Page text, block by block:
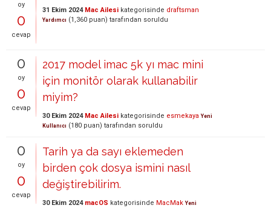
oy
0
cevap
31 Ekim 2024 Mac Ailesi kategorisinde draftsman
Yardımcı (1,360 puan) tarafından soruldu
0
oy
0
cevap
2017 model imac 5k yı mac mini
için monitör olarak kullanabilir
miyim?
30 Ekim 2024 Mac Ailesi kategorisinde esmekaya Yeni
Kullanıcı (180 puan) tarafından soruldu
0
oy
0
cevap
Tarih ya da sayı eklemeden
birden çok dosya ismini nasıl
değiştirebilirim.
30 Ekim 2024 macOS kategorisinde MacMak Yeni